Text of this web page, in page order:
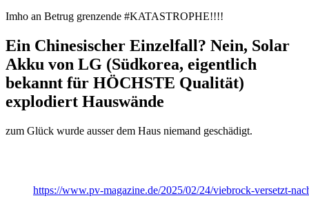
Imho an Betrug grenzende #KATASTROPHE!!!!
Ein Chinesischer Einzelfall? Nein, Solar
Akku von LG (Südkorea, eigentlich
bekannt für HÖCHSTE Qualität)
explodiert Hauswände
zum Glück wurde ausser dem Haus niemand geschädigt.
https://www.pv-magazine.de/2025/02/24/viebrock-versetzt-